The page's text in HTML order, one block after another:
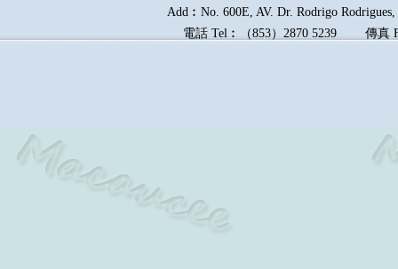
Add︰No. 600E, AV. Dr. Rodrigo
電話 Tel︰（853）2870 5239傳真